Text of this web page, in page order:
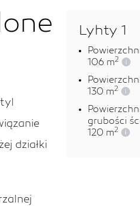
działki
Lyhty 1
106 m2 i
130 m2 i
grubości
120 m2 i